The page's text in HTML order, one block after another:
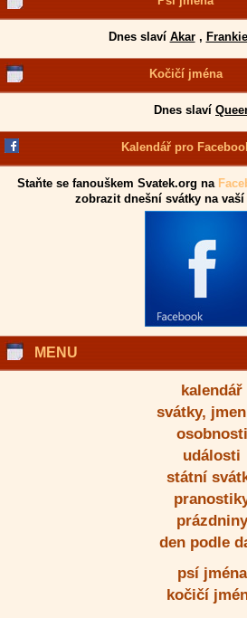
Dnes slaví Akar, Frankie
Kočičí jména
Dnes slaví
Kalendář pro
Staňte se fanouškem Svatek.org na
zobrazit dnešní svátky na
MENU
kalendář
svátky,
osobnosti
události
státní
prázdniny
den podle
psí jména
kočičí